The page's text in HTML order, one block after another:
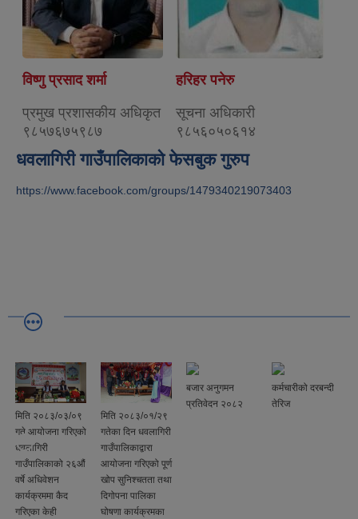
विष्णु प्रसाद शर्मा
प्रमुख प्रशासकीय अधिकृत
९८५७६७५९८७
हरिहर पनेरु
सूचना अधिकारी
९८५६०५०६१४
धवलागिरी गाउँपालिकाको फेसबुक गुरुप
https://www.facebook.com/groups/1479340219073403
मिति २०८३/०३/०९
गते आयोजना गरिएको
धवलागिरी
गाउँपालिकाको २६औं
वर्षे अधिवेशन
कार्यक्रममा कैद
गरिएका केही
मिति २०८३/०१/२९
गतेका दिन धवलागिरी
गाउँपालिकाद्वारा
आयोजना गरिएको पूर्ण
खोप सुनिश्चतता तथा
दिगोपना पालिका
घोषणा कार्यक्रमका
बजार अनुगमन
प्रतिवेदन २०८२
कर्मचारीको दरबन्दी
तेरिज